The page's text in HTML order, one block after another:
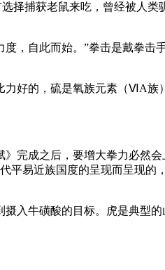
择捕获老鼠来吃，曾经被人类
自此而始。”拳击是戴拳击
好的，硫是氧族元素（ⅥA族
成之后，要增大拳力必然会
平易近族国度的呈现而呈现的
入牛磺酸的目标。虎是典型的